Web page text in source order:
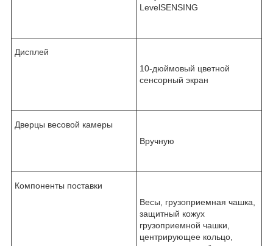
LevelSENSING
Дисплей
10-дюймовый цветной
сенсорный экран
Дверцы весовой камеры
Вручную
Компоненты поставки
Весы, грузоприемная чашка,
защитный кожух
грузоприемной чашки,
центрирующее кольцо,